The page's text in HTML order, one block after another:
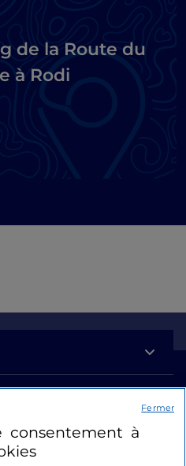
de la Route du
à Rodi
consentement à
Fermer